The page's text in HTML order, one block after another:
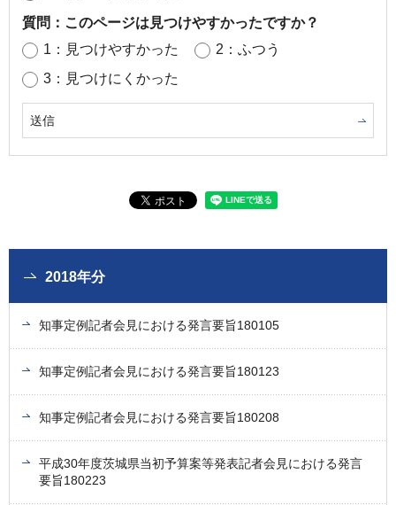
質問：このページは見つけやすかったですか？
1：見つけやすかった
2：ふつう
3：見つけにくかった
2018年分
知事定例記者会見における発言要旨180105
知事定例記者会見における発言要旨180123
知事定例記者会見における発言要旨180208
平成30年度茨城県当初予算案等発表記者会見における発言
要旨180223